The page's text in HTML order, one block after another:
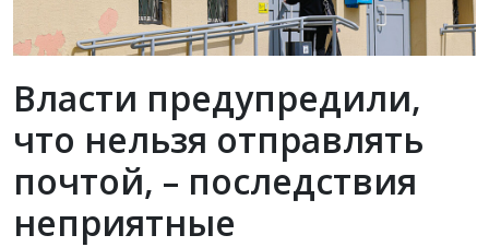
Власти предупредили,
что нельзя отправлять
почтой, – последствия
неприятные